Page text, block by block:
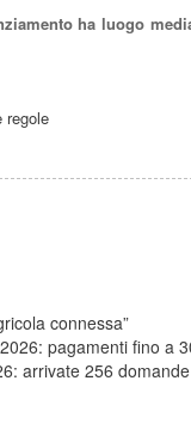
ha luogo
regole
connessa”
pagamenti fino a
arrivate 256 domande